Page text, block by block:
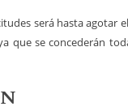
será hasta
que se concederán